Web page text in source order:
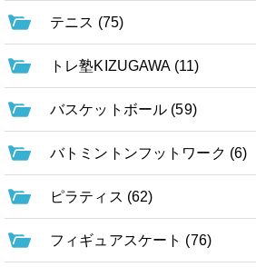
テニス (75)
トレ塾KIZUGAWA (11)
バスケットボール (59)
バトミントンフットワーク (6)
ピラティス (62)
フィギュアスケート (76)